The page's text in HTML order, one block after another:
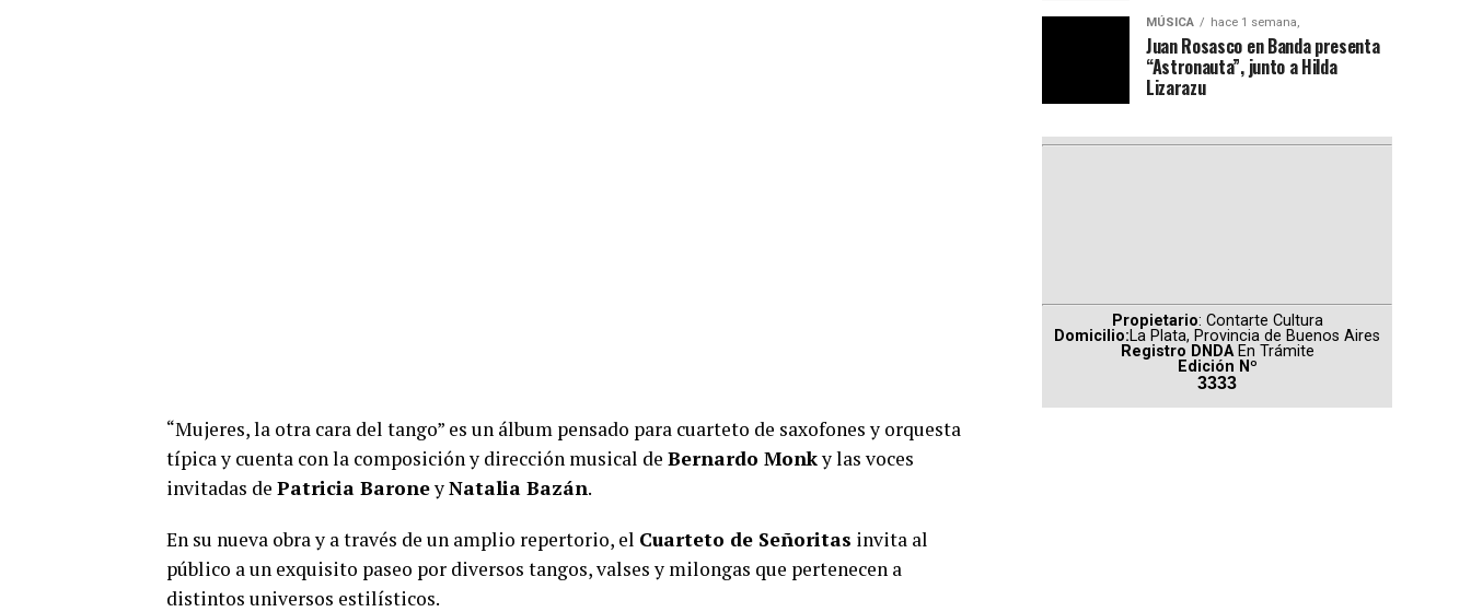
“Mujeres, la otra cara del tango” es un álbum pensado para cuarteto de saxofones y orquesta
típica y cuenta con la composición y dirección musical de Bernardo Monky las voces
invitadas de Patricia BaroneyNatalia Bazán.
En su nueva obra y a través de un amplio repertorio, el Cuarteto de Señoritas invita al
público a un exquisito paseo por diversos tangos, valses y milongas que pertenecen a
distintos universos estilísticos.
MÚSICA hace 1 semana,
Juan Rosasco en Banda presenta
“Astronauta”, junto a Hilda
Lizarazu
Propietario: Contarte Cultura
Domicilio:La Plata, Provincia de Buenos Aires
Registro DNDA En Trámite
Edición Nº
3333